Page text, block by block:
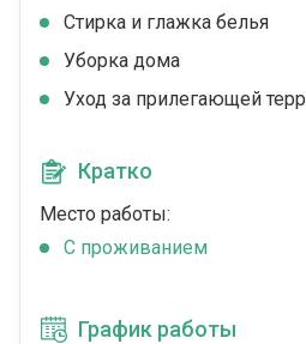
Стирка и глажка белья
Уборка дома
Уход за прилегающей
Кратко
Место работы:
C проживанием
График работы